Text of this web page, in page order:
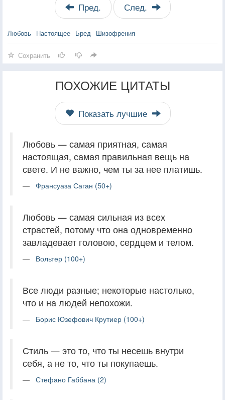
Пред. След.
Любовь Настоящее Бред Шизофрения
Сохранить
ПОХОЖИЕ ЦИТАТЫ
Показать лучшие
Любовь — самая приятная, самая
настоящая, самая правильная вещь на
свете. И не важно, чем ты за нее платишь.
Франсуаза Саган (50+)
Любовь — самая сильная из всех
страстей, потому что она одновременно
завладевает головою, сердцем и телом.
Вольтер (100+)
Все люди разные; некоторые настолько,
что и на людей непохожи.
Борис Юзефович Крутиер (100+)
Стиль — это то, что ты несешь внутри
себя, а не то, что ты покупаешь.
Стефано Габбана (2)